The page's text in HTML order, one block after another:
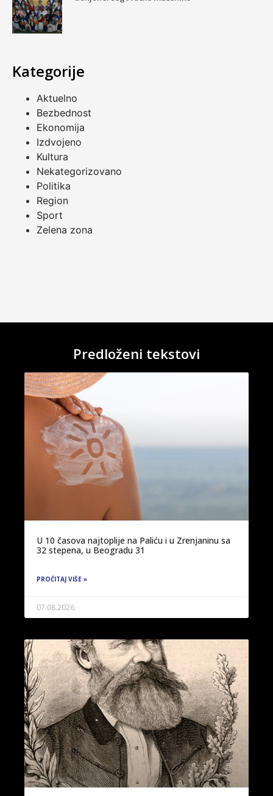
Kategorije
Aktuelno
Bezbednost
Ekonomija
Izdvojeno
Kultura
Nekategorizovano
Politika
Region
Sport
Zelena zona
Predloženi tekstovi
U 10 časova najtoplije na Paliću i u Zrenjaninu sa
32 stepena, u Beogradu 31
PROČITAJ VIŠE »
07.08.2026.